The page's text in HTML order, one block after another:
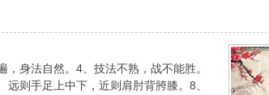
身法自然。4、技法不熟，战不能胜。
则手足上中下，近则肩肘背胯膝。8、